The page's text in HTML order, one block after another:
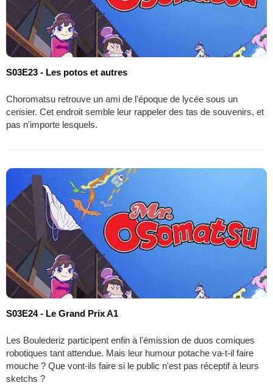
S03E23 - Les potos et autres
Choromatsu retrouve un ami de l'époque de lycée sous un
cerisier. Cet endroit semble leur rappeler des tas de souvenirs, et
pas n'importe lesquels.
S03E24 - Le Grand Prix A1
Les Boulederiz participent enfin à l'émission de duos comiques
robotiques tant attendue. Mais leur humour potache va-t-il faire
mouche ? Que vont-ils faire si le public n'est pas réceptif à leurs
sketchs ?